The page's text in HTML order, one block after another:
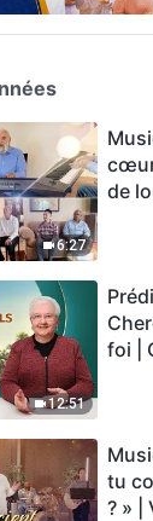
6:27
cœur
de
12:51
foi |
tu
? » |